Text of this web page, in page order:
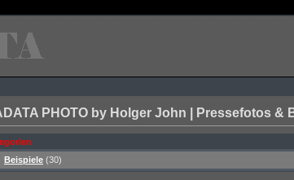
PHOTO by Holger John | Pressefotos &
Beispiele (30)